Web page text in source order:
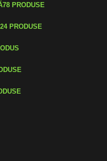
78 PRODUSE
24 PRODUSE